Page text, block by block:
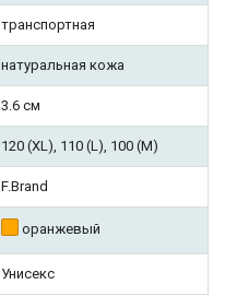
транспортная
натуральная кожа
3.6 см
120 (XL), 110 (L), 100 (M)
F.Brand
оранжевый
Унисекс